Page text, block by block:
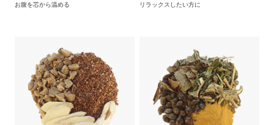
お腹を芯から温める リラックスしたい方に